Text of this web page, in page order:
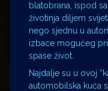
blatobrana, ispod
životinja diljem
nego sjednu u
izbace mogućeg
spase život.
Najdalje su u ovoj
automobilska kuća